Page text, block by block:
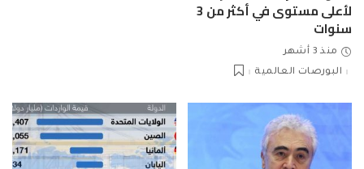
لأعلى مستوى في أكثر من 3
سنوات
منذ 3 أشهر
البورصات العالمية